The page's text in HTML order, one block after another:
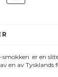
smokken er en
en av Tysklands